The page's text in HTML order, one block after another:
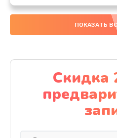
Замена
Замена
1200
ПОКАЗАТЬ
Скидка